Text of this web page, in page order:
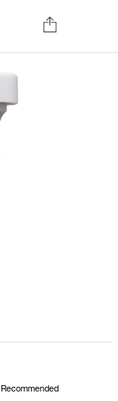
Recommended